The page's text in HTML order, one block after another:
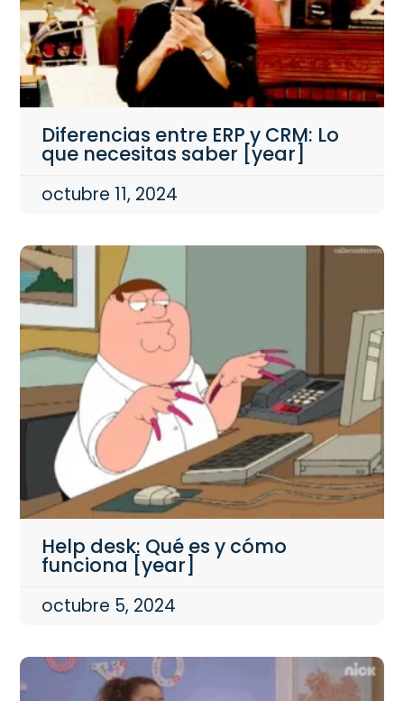
Diferencias entre ERP y CRM: Lo
que necesitas saber [year]
octubre 11, 2024
Help desk: Qué es y cómo
funciona [year]
octubre 5, 2024